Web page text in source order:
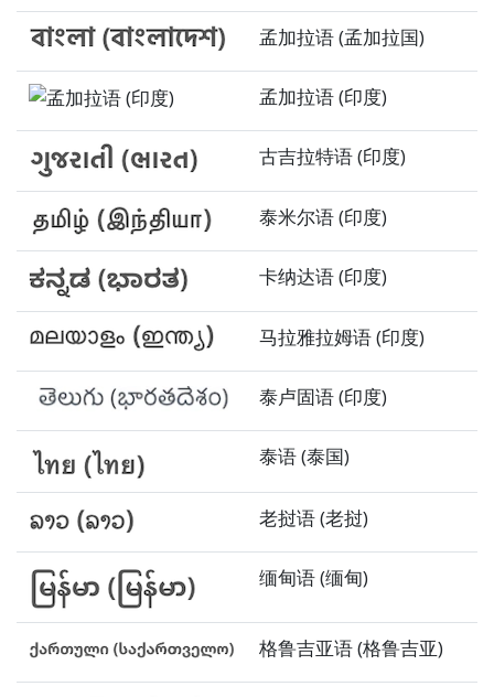
孟加拉语 (孟加拉国)
孟加拉语 (印度)
古吉拉特语 (印度)
泰米尔语 (印度)
卡纳达语 (印度)
马拉雅拉姆语 (印度)
泰卢固语 (印度)
泰语 (泰国)
老挝语 (老挝)
缅甸语 (缅甸)
格鲁吉亚语 (格鲁吉亚)